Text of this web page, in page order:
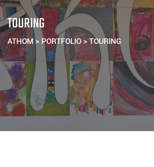
TOURING
ATHOM> PORTFOLIO>TOURING